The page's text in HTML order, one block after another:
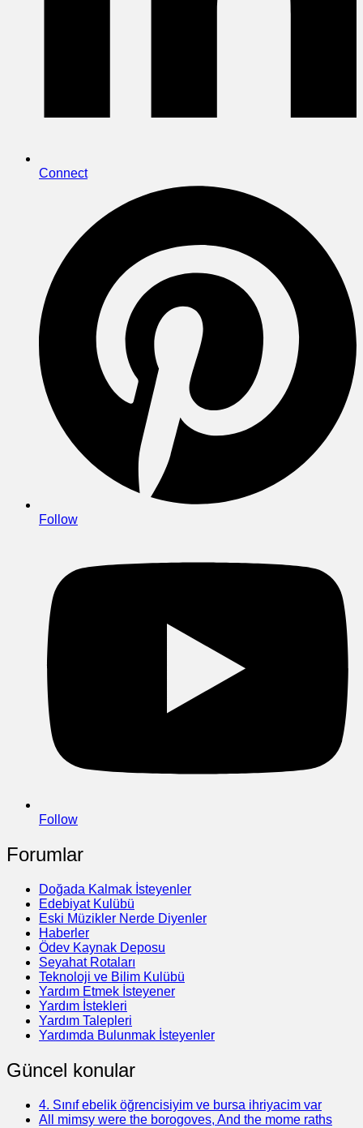
Connect
Follow
Follow
Forumlar
Doğada Kalmak İsteyenler
Edebiyat Kulübü
Eski Müzikler Nerde Diyenler
Haberler
Ödev Kaynak Deposu
Seyahat Rotaları
Teknoloji ve Bilim Kulübü
Yardım Etmek İsteyener
Yardım İstekleri
Yardım Talepleri
Yardımda Bulunmak İsteyenler
Güncel konular
4. Sınıf ebelik öğrencisiyim ve bursa ihriyacim var
All mimsy were the borogoves, And the mome raths